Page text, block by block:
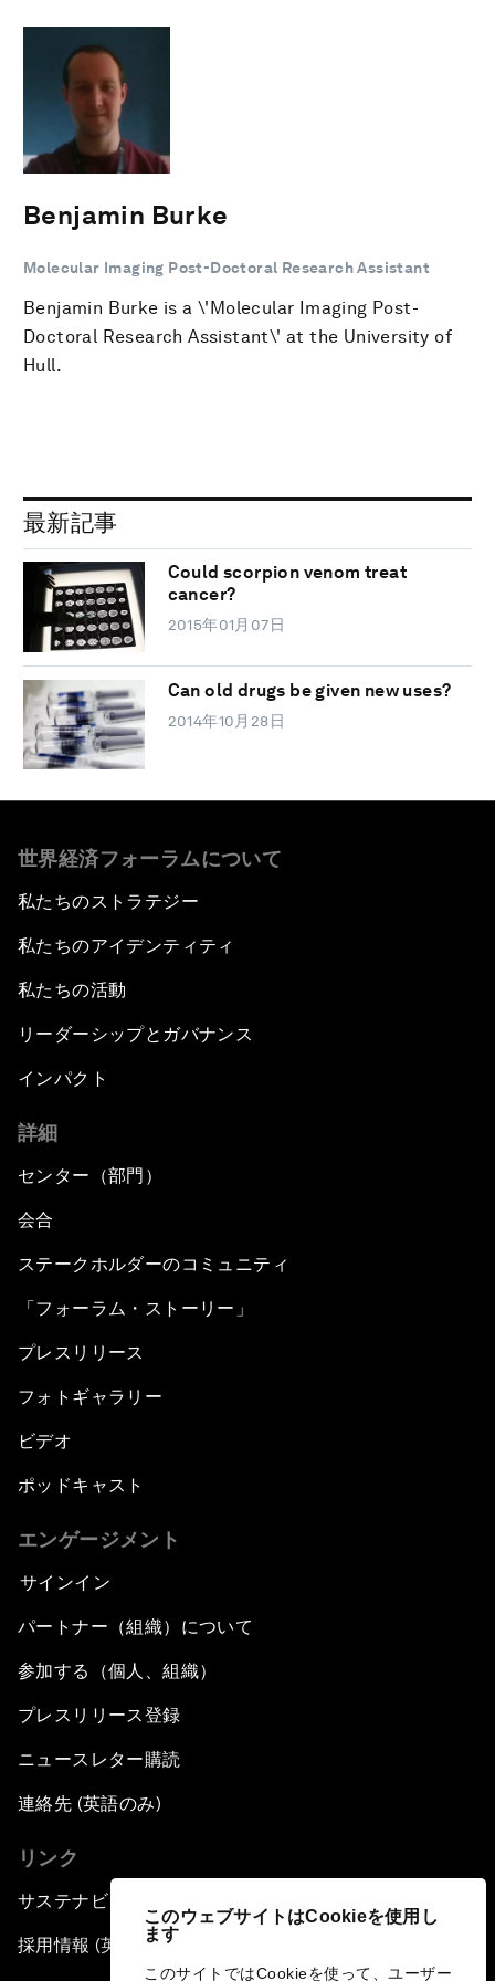
このウェブサイトはCookieを使用し
ます
このサイトではCookieを使って、ユーザー
Benjamin Burke
Molecular Imaging Post-Doctoral Research Assistant
Benjamin Burke is a \'Molecular Imaging Post-
Doctoral Research Assistant\' at the University of
Hull.
最新記事
Could scorpion venom treat
cancer?
2015年01月07日
Can old drugs be given new uses?
2014年10月28日
世界経済フォーラムについて
私たちのストラテジー
私たちのアイデンティティ
私たちの活動
リーダーシップとガバナンス
インパクト
詳細
センター（部門）
会合
ステークホルダーのコミュニティ
「フォーラム・ストーリー」
プレスリリース
フォトギャラリー
ビデオ
ポッドキャスト
エンゲージメント
サインイン
パートナー（組織）について
参加する（個人、組織）
プレスリリース登録
ニュースレター購読
連絡先 (英語のみ)
リンク
サステナビリティへの取り組み
採用情報 (英語のみ)